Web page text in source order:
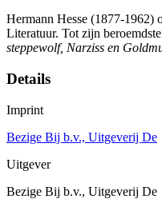
Hermann Hesse (1877-
Literatuur. Tot zijn
steppewolf, Narziss en
Details
Imprint
Bezige Bij b.v., Uitgeverij De
Uitgever
Bezige Bij b.v., Uitgeverij De